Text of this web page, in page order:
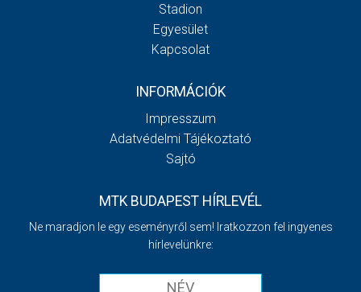
Stadion
Egyesület
Kapcsolat
INFORMÁCIÓK
Impresszum
Adatvédelmi Tájékoztató
Sajtó
MTK BUDAPEST HÍRLEVÉL
Ne maradjon le egy eseményről sem! Iratkozzon fel ingyenes
hírlevelünkre: